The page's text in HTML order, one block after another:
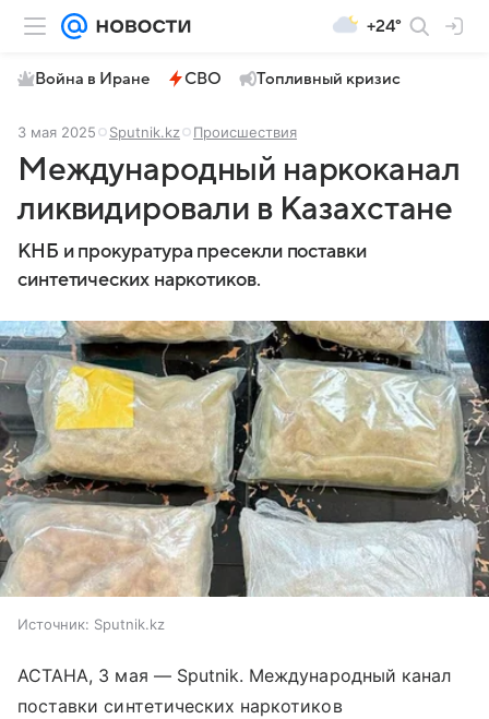
+24°
Война в Иране СВО Топливный кризис
3 мая 2025 Sputnik.kz Происшествия
Международный наркоканал
ликвидировали в Казахстане
КНБ и прокуратура пресекли поставки
синтетических наркотиков.
Источник: Sputnik.kz
АСТАНА, 3 мая — Sputnik. Международный канал
поставки синтетических наркотиков